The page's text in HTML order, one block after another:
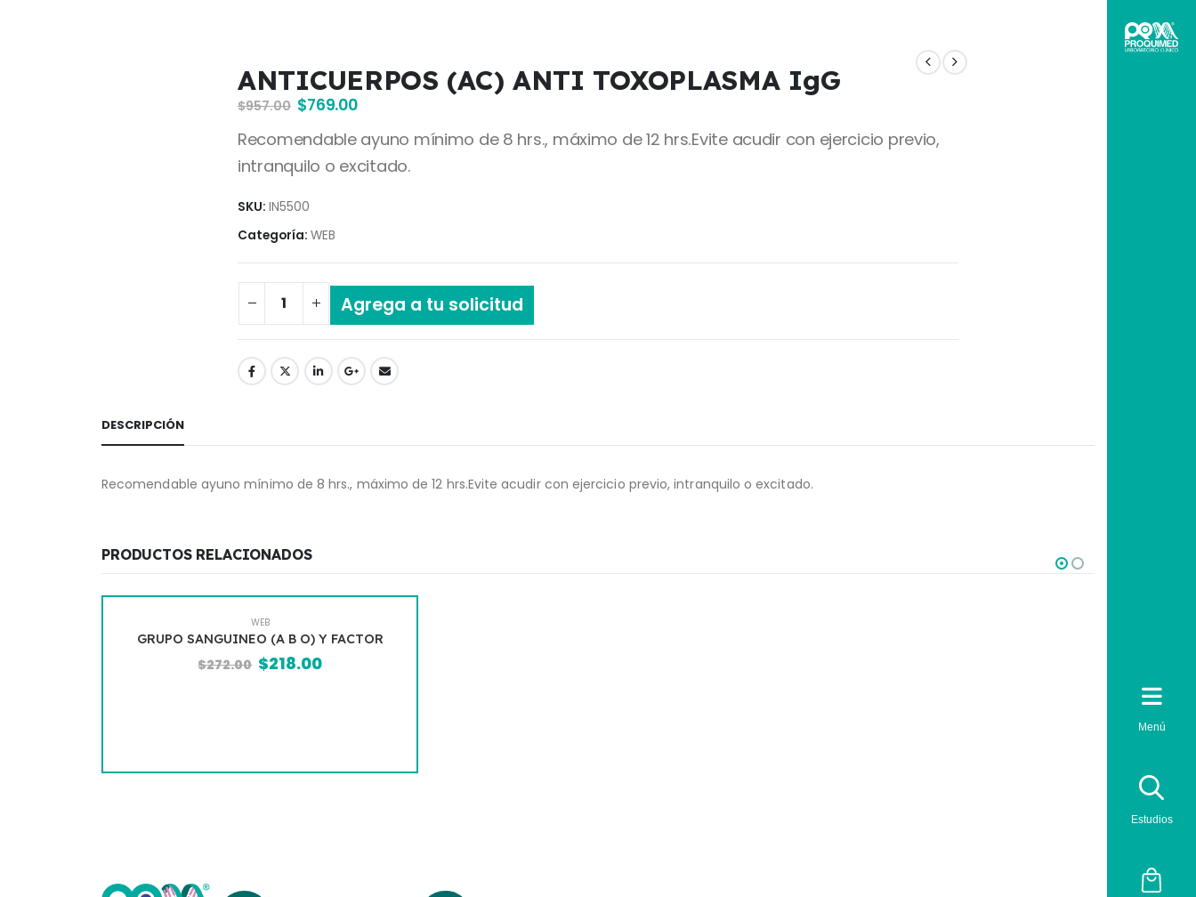
ANTICUERPOS (AC) ANTI TOXOPLASMA IgG
$957.00 $769.00
Recomendable ayuno mínimo de 8 hrs., máximo de 12 hrs.Evite acudir con ejercicio previo,
intranquilo o excitado.
SKU: IN5500
Categoría: WEB
Agrega a tu solicitud
DESCRIPCIÓN
Recomendable ayuno mínimo de 8 hrs., máximo de 12 hrs.Evite acudir con ejercicio previo, intranquilo o excitado.
PRODUCTOS RELACIONADOS
WEB
GRUPO SANGUINEO (A B O) Y FACTOR
$272.00 $218.00
Menú
Estudios